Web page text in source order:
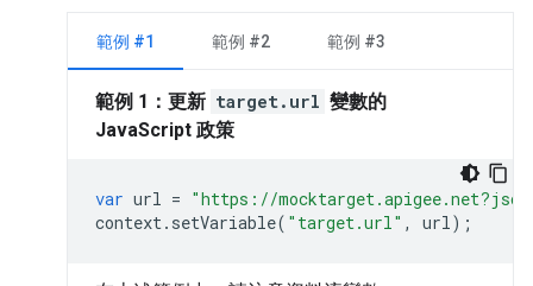
範例 #1 範例 #2 範例 #3
範例 1：更新 target.url 變數的
JavaScript 政策
var url = "https://
context. setVariable( "target.url" , url);